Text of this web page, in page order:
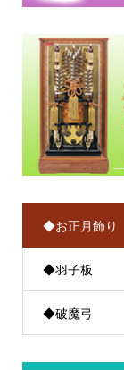
◆お正月飾り
◆羽子板
◆破魔弓